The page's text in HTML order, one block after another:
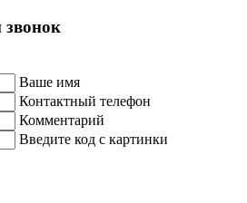
звонок
Ваше имя
Контактный телефон
Комментарий
Введите код с картинки